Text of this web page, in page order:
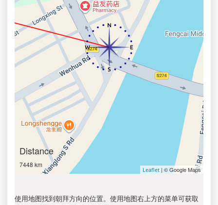
Distance
7448 km
Leaflet | © Google Maps
使用地图找到朝拜方向的位置。使用地图右上方的菜单可获取